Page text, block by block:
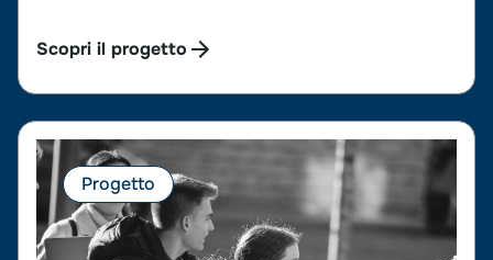
Scopri il progetto
Progetto